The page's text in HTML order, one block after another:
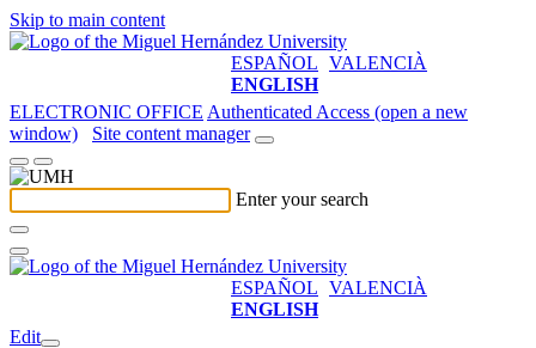
Skip to main content
ESPAÑOL VALENCIÀ
ENGLISH
ELECTRONIC OFFICE Authenticated Access (open a new
window)
Site content manager
Enter your search
ESPAÑOL VALENCIÀ
ENGLISH
Edit